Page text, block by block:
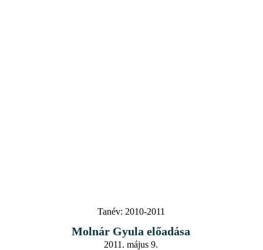
Tanév: 2010-2011
Molnár Gyula előadása
2011. május 9.